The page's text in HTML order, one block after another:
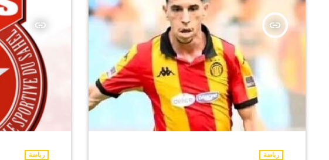
insert_link
رياضة
insert_link
رياضة